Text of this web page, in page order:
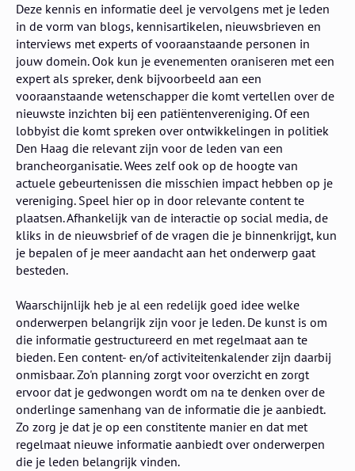
Deze kennis en informatie deel je vervolgens met je leden
in de vorm van blogs, kennisartikelen, nieuwsbrieven en
interviews met experts of vooraanstaande personen in
jouw domein. Ook kun je evenementen oraniseren met een
expert als spreker, denk bijvoorbeeld aan een
vooraanstaande wetenschapper die komt vertellen over de
nieuwste inzichten bij een patiëntenvereniging. Of een
lobbyist die komt spreken over ontwikkelingen in politiek
Den Haag die relevant zijn voor de leden van een
brancheorganisatie. Wees zelf ook op de hoogte van
actuele gebeurtenissen die misschien impact hebben op je
vereniging. Speel hier op in door relevante content te
plaatsen. Afhankelijk van de interactie op social media, de
kliks in de nieuwsbrief of de vragen die je binnenkrijgt, kun
je bepalen of je meer aandacht aan het onderwerp gaat
besteden.
​Waarschijnlijk heb je al een redelijk goed idee welke
onderwerpen belangrijk zijn voor je leden. De kunst is om
die informatie gestructureerd en met regelmaat aan te
bieden. Een content- en/of activiteitenkalender zijn daarbij
onmisbaar. Zo'n planning zorgt voor overzicht en zorgt
ervoor dat je gedwongen wordt om na te denken over de
onderlinge samenhang van de informatie die je aanbiedt.
Zo zorg je dat je op een constitente manier en dat met
regelmaat nieuwe informatie aanbiedt over onderwerpen
die je leden belangrijk vinden.